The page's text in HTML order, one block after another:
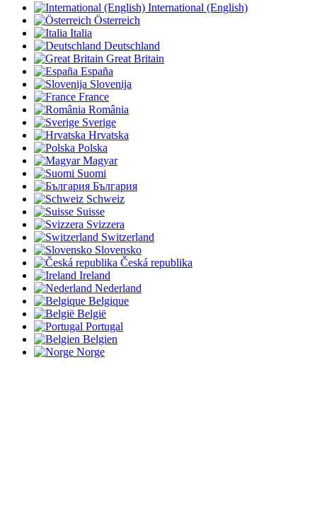
International (English)
Österreich
Italia
Deutschland
Great Britain
España
Slovenija
France
România
Sverige
Hrvatska
Polska
Magyar
Suomi
България
Schweiz
Suisse
Svizzera
Switzerland
Slovensko
Česká republika
Ireland
Nederland
Belgique
België
Portugal
Belgien
Norge